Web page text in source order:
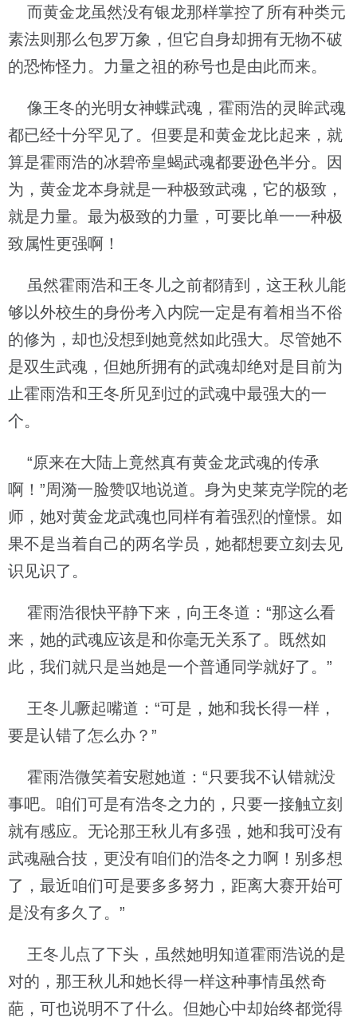
而黄金龙虽然没有银龙那样掌控了所有种类元
素法则那么包罗万象，但它自身却拥有无物不破
的恐怖怪力。力量之祖的称号也是由此而来。
像王冬的光明女神蝶武魂，霍雨浩的灵眸武魂
都已经十分罕见了。但要是和黄金龙比起来，就
算是霍雨浩的冰碧帝皇蝎武魂都要逊色半分。因
为，黄金龙本身就是一种极致武魂，它的极致，
就是力量。最为极致的力量，可要比单一一种极
致属性更强啊！
虽然霍雨浩和王冬儿之前都猜到，这王秋儿能
够以外校生的身份考入内院一定是有着相当不俗
的修为，却也没想到她竟然如此强大。尽管她不
是双生武魂，但她所拥有的武魂却绝对是目前为
止霍雨浩和王冬所见到过的武魂中最强大的一
个。
“原来在大陆上竟然真有黄金龙武魂的传承
啊！”周漪一脸赞叹地说道。身为史莱克学院的老
师，她对黄金龙武魂也同样有着强烈的憧憬。如
果不是当着自己的两名学员，她都想要立刻去见
识见识了。
霍雨浩很快平静下来，向王冬道：“那这么看
来，她的武魂应该是和你毫无关系了。既然如
此，我们就只是当她是一个普通同学就好了。”
王冬儿噘起嘴道：“可是，她和我长得一样，
要是认错了怎么办？”
霍雨浩微笑着安慰她道：“只要我不认错就没
事吧。咱们可是有浩冬之力的，只要一接触立刻
就有感应。无论那王秋儿有多强，她和我可没有
武魂融合技，更没有咱们的浩冬之力啊！别多想
了，最近咱们可是要多多努力，距离大赛开始可
是没有多久了。”
王冬儿点了下头，虽然她明知道霍雨浩说的是
对的，那王秋儿和她长得一样这种事情虽然奇
葩，可也说明不了什么。但她心中却始终都觉得